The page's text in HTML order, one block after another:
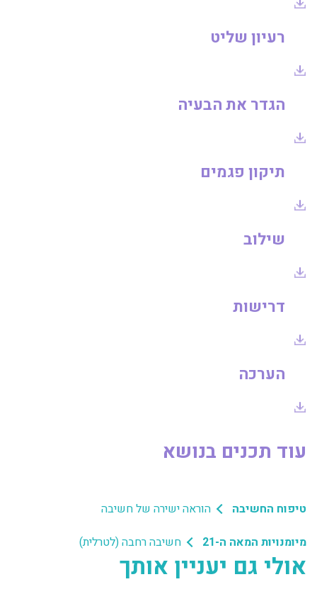
רעיון שליט
הגדר את הבעיה
תיקון פגמים
שילוב
דרישות
הערכה
עוד תכנים בנושא
טיפוח החשיבה
הוראה ישירה של חשיבה
מיומנויות המאה ה-21
חשיבה רחבה (לטרלית)
אולי גם יעניין אותך